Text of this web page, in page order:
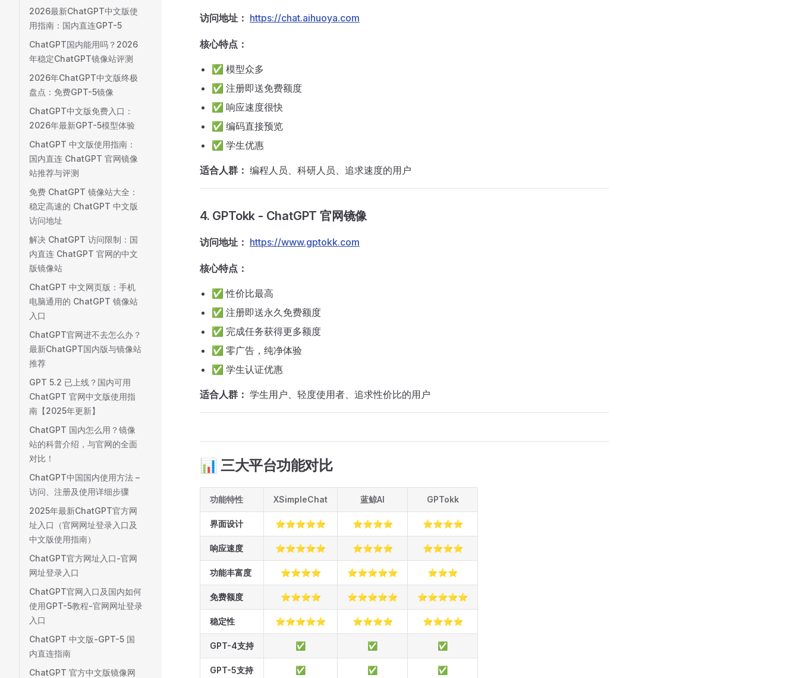
2026最新ChatGPT中文版使
用指南：国内直连GPT-5
ChatGPT国内能用吗？2026
年稳定ChatGPT镜像站评测
2026年ChatGPT中文版终极
盘点：免费GPT-5镜像
ChatGPT中文版免费入口：
2026年最新GPT-5模型体验
ChatGPT 中文版使用指南：
国内直连 ChatGPT 官网镜像
站推荐与评测
免费 ChatGPT 镜像站大全：
稳定高速的 ChatGPT 中文版
访问地址
解决 ChatGPT 访问限制：国
内直连 ChatGPT 官网的中文
版镜像站
ChatGPT 中文网页版：手机
电脑通用的 ChatGPT 镜像站
入口
ChatGPT官网进不去怎么办？
最新ChatGPT国内版与镜像站
推荐
GPT 5.2 已上线？国内可用
ChatGPT 官网中文版使用指
南【2025年更新】
ChatGPT 国内怎么用？镜像
站的科普介绍，与官网的全面
对比！
ChatGPT中国国内使用方法 –
访问、注册及使用详细步骤
2025年最新ChatGPT官方网
址入口（官网网址登录入口及
中文版使用指南）
ChatGPT官方网址入口-官网
网址登录入口
ChatGPT官网入口及国内如何
使用GPT-5教程-官网网址登录
入口
ChatGPT 中文版-GPT-5 国
内直连指南
ChatGPT 官方中文版镜像网
访问地址： https://chat.aihuoya.com
核心特点：
✅ 模型众多
✅ 注册即送免费额度
✅ 响应速度很快
✅ 编码直接预览
✅ 学生优惠
适合人群： 编程人员、科研人员、追求速度的用户
4. GPTokk - ChatGPT 官网镜像
访问地址： https://www.gptokk.com
核心特点：
✅ 性价比最高
✅ 注册即送永久免费额度
✅ 完成任务获得更多额度
✅ 零广告，纯净体验
✅ 学生认证优惠
适合人群： 学生用户、轻度使用者、追求性价比的用户
📊 三大平台功能对比
功能特性 XSimpleChat 蓝鲸AI GPTokk
界面设计 ⭐⭐⭐⭐⭐ ⭐⭐⭐⭐ ⭐⭐⭐⭐
响应速度 ⭐⭐⭐⭐⭐ ⭐⭐⭐⭐ ⭐⭐⭐⭐
功能丰富度 ⭐⭐⭐⭐ ⭐⭐⭐⭐⭐ ⭐⭐⭐
免费额度 ⭐⭐⭐⭐ ⭐⭐⭐⭐⭐ ⭐⭐⭐⭐⭐
稳定性 ⭐⭐⭐⭐⭐ ⭐⭐⭐⭐ ⭐⭐⭐⭐
GPT-4支持 ✅ ✅ ✅
GPT-5支持 ✅ ✅ ✅